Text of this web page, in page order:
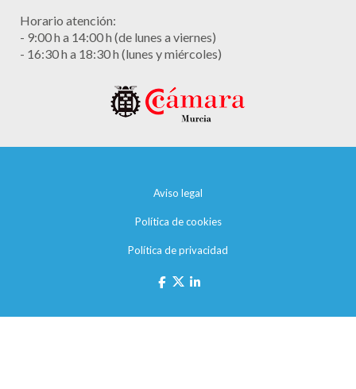
Horario atención:
- 9:00 h a 14:00 h (de lunes a viernes)
- 16:30 h a 18:30 h (lunes y miércoles)
Aviso legal
Política de cookies
Política de privacidad